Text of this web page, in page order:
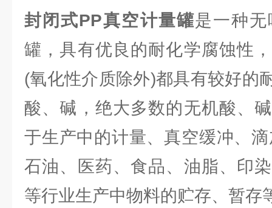
封闭式PP真空计量罐是一种
罐，具有优良的耐化学腐蚀性
(氧化性介质除外)都具有较好的
酸、碱，绝大多数的无机酸、
于生产中的计量、真空缓冲、
石油、医药、食品、油脂、印
等行业生产中物料的贮存、暂存